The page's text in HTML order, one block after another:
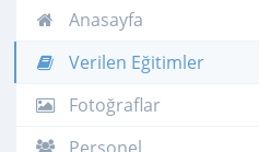
Anasayfa
Verilen Eğitimler
Fotoğraflar